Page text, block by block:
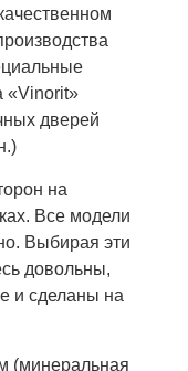
«Vinorit»
дверей
на
Все модели
Выбирая эти
довольны,
и сделаны на
(минеральная